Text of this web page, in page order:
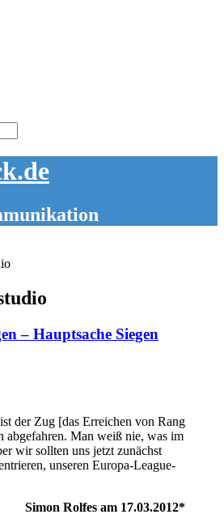
– Hauptsache Siegen
der Zug [das Erreichen von Rang
abgefahren. Man weiß nie, was im
wir sollten uns jetzt zunächst
unseren Europa-League-
Simon Rolfes am 17.03.2012*